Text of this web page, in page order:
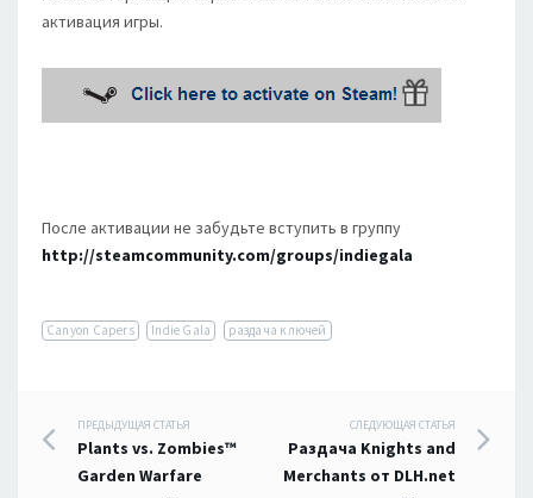
активация игры.
После активации не забудьте вступить в группу
http://steamcommunity.com/groups/indiegala
Canyon Capers Indie Gala раздача ключей
Навигация
по
ПРЕДЫДУЩАЯ СТАТЬЯ
Plants vs. Zombies™
Garden Warfare
СЛЕДУЮЩАЯ СТАТЬЯ
Раздача Knights and
Merchants от DLH.net